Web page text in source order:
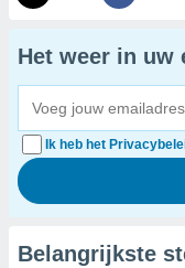
Het weer in uw
Ik heb het
Belangrijkste